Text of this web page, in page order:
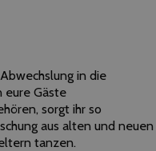
in die
eure Gäste
sorgt ihr so
aus alten und neuen
tanzen.